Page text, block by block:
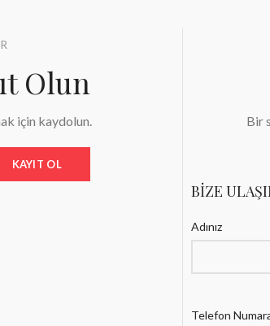
Olun
için kaydolun. Bir
BİZE
Adınız
Telefon